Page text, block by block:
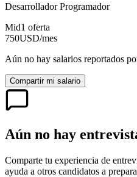
Desarrollador Programador
Mid1 oferta
750USD/mes
Aún no hay salarios reportados
Compartir mi salario
Aún no hay
Comparte tu experiencia de
ayuda a otros candidatos a